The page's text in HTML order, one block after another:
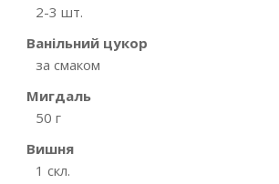
2-3 шт.
Ванільний цукор
за смаком
Мигдаль
50 г
Вишня
1 скл.